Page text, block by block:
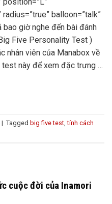
balloon=”talk”
bao giờ nghe đến bài đánh
Five Personality Test )
nhân viên của Manabox về
này để xem đặc trưng …
| Tagged big five test,tính cách
cuộc đời của Inamori